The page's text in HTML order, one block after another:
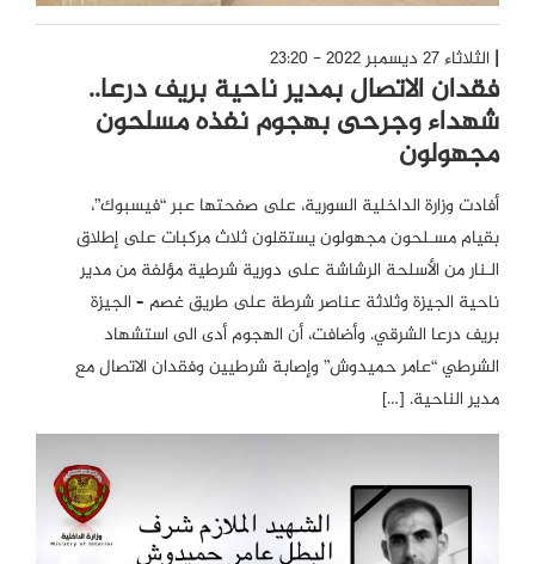
الثلاثاء 27 ديسمبر 2022 - 23:20
فقدان الاتصال بمدير ناحية بريف درعا..
شهداء وجرحى بهجوم نفذه مسلحون
مجهولون
أفادت وزارة الداخلية السورية، على صفحتها عبر “فيسبوك”،
بقيام مسـلحون مجهولون يستقلون ثلاث مركبات على إطلاق
الـنار من الأسلحة الرشاشة على دورية شرطية مؤلفة من مدير
ناحية الجيزة وثلاثة عناصر شرطة على طريق غصم – الجيزة
بريف درعا الشرقي. وأضافت، أن الهجوم أدى الى استشهاد
الشرطي “عامر حميدوش” وإصابة شرطيين وفقدان الاتصال مع
مدير الناحية. […]